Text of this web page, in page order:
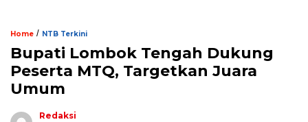
Home / NTB Terkini
Bupati Lombok Tengah Dukung
Peserta MTQ, Targetkan Juara
Umum
Redaksi